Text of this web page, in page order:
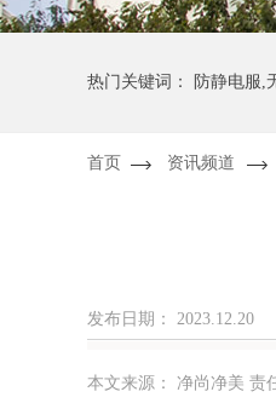
热门关键词： 防静电服,
首页 资讯频道
发布日期： 2023.12.20
本文来源： 净尚净美 责